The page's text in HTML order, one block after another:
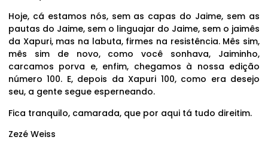
Hoje, cá estamos nós, sem as capas do Jaime, sem as
pautas do Jaime, sem o linguajar do Jaime, sem o jaimês
da Xapuri, mas na labuta, firmes na resistência. Mês sim,
mês sim de novo, como você sonhava, Jaiminho,
carcamos porva e, enfim, chegamos à nossa edição
número 100. E, depois da Xapuri 100, como era desejo
seu, a gente segue esperneando.
Fica tranquilo, camarada, que por aqui tá tudo direitim.
Zezé Weiss